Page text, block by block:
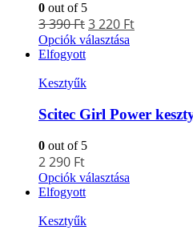
0 out of 5
3 390Ft3 220 Ft
Opciók választása
Elfogyott
Kesztyűk
Scitec Girl Power
0 out of 5
2 290 Ft
Opciók választása
Elfogyott
Kesztyűk